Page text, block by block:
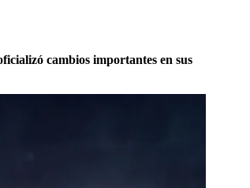
cambios importantes en sus